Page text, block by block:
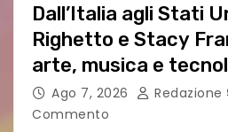
Dall’Italia agli Stati
Righetto e Stacy
arte, musica e
nuovo progetto
Ago 7, 2026 Redazione
Commento